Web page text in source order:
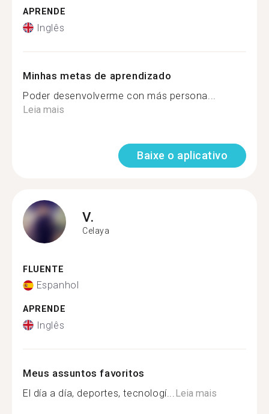
APRENDE
Inglês
Minhas metas de aprendizado
Poder desenvolverme con más persona...
Leia mais
Baixe o aplicativo
V.
Celaya
FLUENTE
Espanhol
APRENDE
Inglês
Meus assuntos favoritos
El día a día, deportes, tecnologí... Leia mais